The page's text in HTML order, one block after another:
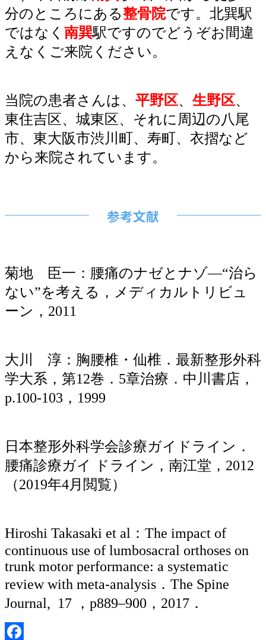
分のところにある整骨院です。北巽駅
ではなく 南巽駅ですのでどうぞお間違
えなくご来院ください。
当院の患者さんは、 平野区、 生野区、
東住吉区、城東区、それに周辺の八尾
市、東大阪市渋川町、 寿町、衣摺など
から来院されています。
参考文献
菊地 臣一：腰痛のナゼとナゾ―“治ら
ない”を考える，メディカルトリビュ
ーン，2011
大川 淳：胸腰椎・仙椎．最新整形外科
学大系，第12巻．5章治療．中川書店，
p.100-103，1999
日本整形外科学会診療ガイドライン．
腰痛診療ガイ ドライン，南江堂，2012
（2019年4月閲覧）
Hiroshi Takasaki et al：The impact of
continuous use of lumbosacral orthoses on
trunk motor performance: a systematic
review with meta-analysis．The Spine
Journal, 17 ，p889–900，2017．